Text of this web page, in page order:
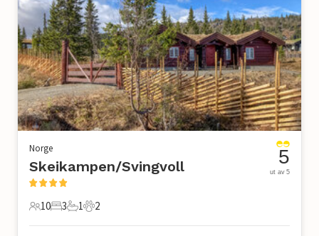
Norge
Skeikampen/Svingvoll
10 Gjester
10
3 Soverom
3
1 Bad
1
2 Kjæledyr
2
5
ut av 5